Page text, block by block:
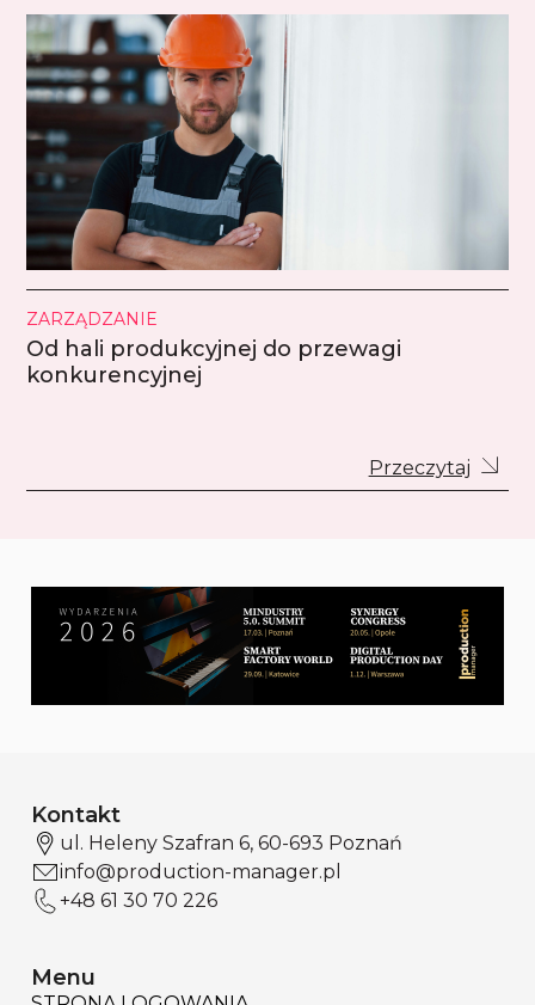
ZARZĄDZANIE
Od hali produkcyjnej do przewagi
konkurencyjnej
Przeczytaj
Kontakt
ul. Heleny Szafran 6, 60-693 Poznań
info@production-manager.pl
+48 61 30 70 226
Menu